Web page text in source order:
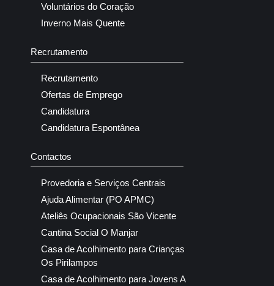
Voluntários do Coração
Inverno Mais Quente
Recrutamento
Recrutamento
Ofertas de Emprego
Candidatura
Candidatura Espontânea
Contactos
Provedoria e Serviços Centrais
Ajuda Alimentar (PO APMC)
Ateliês Ocupacionais São Vicente
Cantina Social O Manjar
Casa de Acolhimento para Crianças
Os Pirilampos
Casa de Acolhimento para Jovens A